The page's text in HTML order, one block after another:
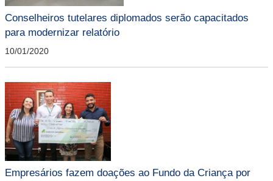
Conselheiros tutelares diplomados serão capacitados
para modernizar relatório
10/01/2020
Empresários fazem doações ao Fundo da Criança por